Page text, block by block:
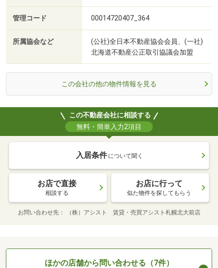
管理コード 00014720407_364
所属協会など
(公社)全日本不動産協会会員、(一社)
北海道不動産公正取引協議会加盟
この会社の他の物件情報を見る
この不動産会社に相談する
無料・簡単入力2項目
入居条件 について聞く
お店で直接
相談する
お店に行って
似た物件を探してもらう
お問い合わせ先 （株）アシスト 賃貸・売買アシスト札幌北大前店
ほかの店舗から問い合わせる（7件）